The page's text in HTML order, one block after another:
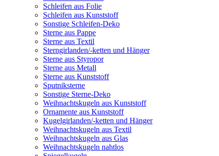
Schleifen aus Folie
Schleifen aus Kunststoff
Sonstige Schleifen-Deko
Sterne aus Pappe
Sterne aus Textil
Sterngirlanden/-ketten und Hänger
Sterne aus Styropor
Sterne aus Metall
Sterne aus Kunststoff
Sputniksterne
Sonstige Sterne-Deko
Weihnachtskugeln aus Kunststoff
Ornamente aus Kunststoff
Kugelgirlanden/-ketten und Hänger
Weihnachtskugeln aus Textil
Weihnachtskugeln aus Glas
Weihnachtskugeln nahtlos